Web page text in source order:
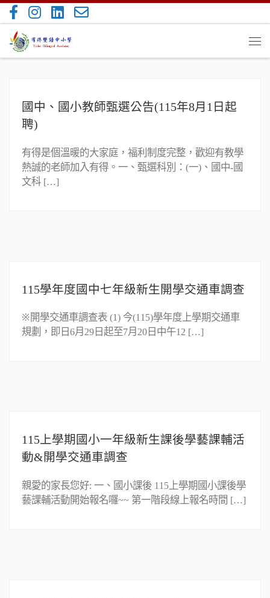
Skip to content
國中、國小教師甄選公告(115年8月1日起
聘)
有得是個溫暖的大家庭，福利制度完整，歡迎有教學
熱誠的老師加入有得。一、甄選科別：(一)、國中-國
文科 […]
115學年度國中七年級新生開學交通車調查
※開學交通車調查表 (1) 今(115)學年度上學期交通車
規劃，即日6月29日起至7月20日中午12 […]
115上學期國小一年級新生課後學藝課輔活
動&開學交通車調查
親愛的家長您好: 一、國小課後 115上學期國小課後學
藝課輔活動開始報名囉~~ 第一階段線上報名時間 […]